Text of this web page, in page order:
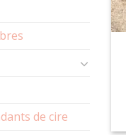
de cire